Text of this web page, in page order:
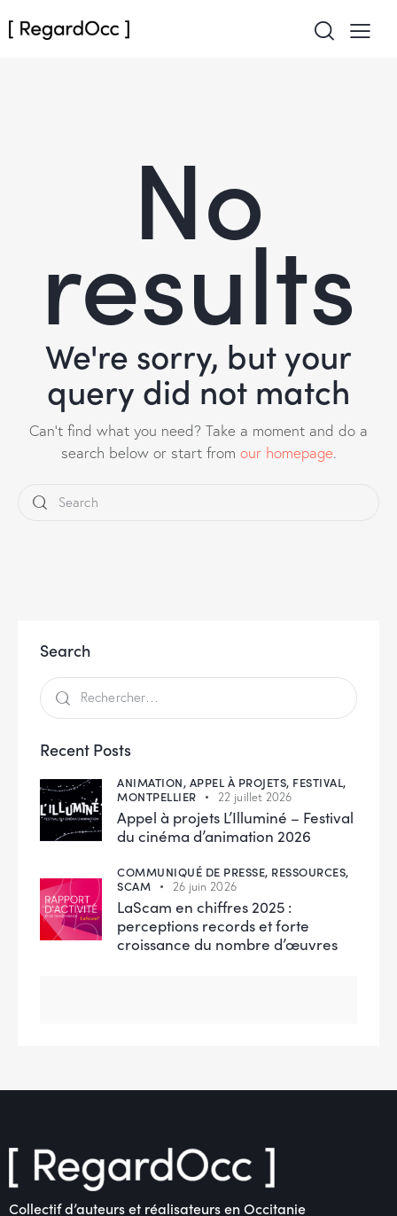
No
results
We're sorry, but your
query did not match
Can't find what you need? Take a moment and do a
search below or start from our homepage.
Search
Recent Posts
ANIMATION, APPEL À PROJETS, FESTIVAL,
MONTPELLIER
22 juillet 2026
Appel à projets L’Illuminé – Festival
du cinéma d’animation 2026
COMMUNIQUÉ DE PRESSE, RESSOURCES,
SCAM
26 juin 2026
LaScam en chiffres 2025 :
perceptions records et forte
croissance du nombre d’œuvres
Collectif d’auteurs et réalisateurs en Occitanie